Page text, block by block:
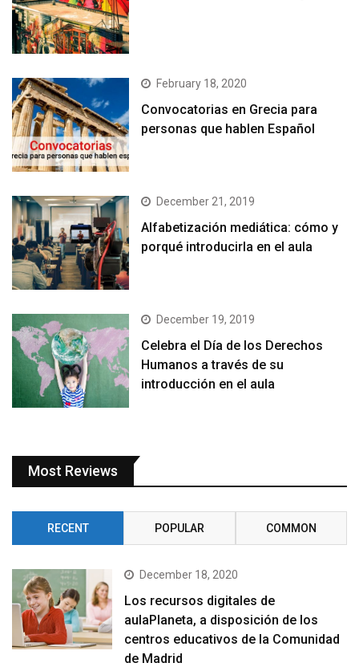
February 18, 2020
Convocatorias en Grecia para
personas que hablen Español
December 21, 2019
Alfabetización mediática: cómo y
porqué introducirla en el aula
December 19, 2019
Celebra el Día de los Derechos
Humanos a través de su
introducción en el aula
Most Reviews
RECENT POPULAR COMMON
December 18, 2020
Los recursos digitales de
aulaPlaneta, a disposición de los
centros educativos de la Comunidad
de Madrid